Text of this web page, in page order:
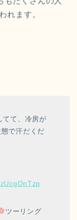
れます。
てて、冷房が
で汗だくだ
ツーリング